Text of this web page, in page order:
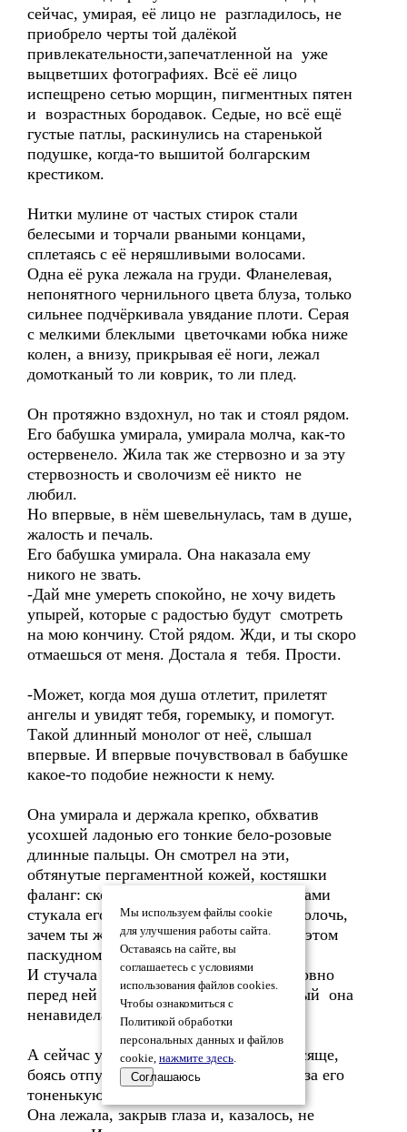
сейчас, умирая, её лицо не разгладилось, не
приобрело черты той далёкой
привлекательности,запечатленной на уже
выцветших фотографиях. Всё её лицо
испещрено сетью морщин, пигментных пятен
и возрастных бородавок. Седые, но всё ещё
густые патлы, раскинулись на старенькой
подушке, когда-то вышитой болгарским
крестиком.
Нитки мулине от частых стирок стали
белесыми и торчали рваными концами,
сплетаясь с её неряшливыми волосами.
Одна её рука лежала на груди. Фланелевая,
непонятного чернильного цвета блуза, только
сильнее подчёркивала увядание плоти. Серая
с мелкими блеклыми цветочками юбка ниже
колен, а внизу, прикрывая её ноги, лежал
домотканый то ли коврик, то ли плед.
Он протяжно вздохнул, но так и стоял рядом.
Его бабушка умирала, умирала молча, как-то
остервенело. Жила так же стервозно и за эту
стервозность и сволочизм её никто не
любил.
Но впервые, в нём шевельнулась, там в душе,
жалость и печаль.
Его бабушка умирала. Она наказала ему
никого не звать.
-Дай мне умереть спокойно, не хочу видеть
упырей, которые с радостью будут смотреть
на мою кончину. Стой рядом. Жди, и ты скоро
отмаешься от меня. Достала я тебя. Прости.
-Может, когда моя душа отлетит, прилетят
ангелы и увидят тебя, горемыку, и помогут.
Такой длинный монолог от неё, слышал
впервые. И впервые почувствовал в бабушке
какое-то подобие нежности к нему.
Она умирала и держала крепко, обхватив
усохшей ладонью его тонкие бело-розовые
длинные пальцы. Он смотрел на эти,
обтянутые пергаментной кожей, костяшки
фаланг: сколько раз она этими костяшками
стукала его в лоб, приговаривая: - бестолочь,
зачем ты живёшь, чего ты добьёшься в этом
паскудном мире?
И стучала больно и долго в его лоб, словно
перед ней была дверь в тот мир, который она
ненавидела.
А сейчас умирая, так крепко и так просяще,
боясь отпустить его одного, держалась за его
тоненькую ладошку.
Она лежала, закрыв глаза и, казалось, не
Мы используем файлы cookie
для улучшения работы сайта.
Оставаясь на сайте, вы
соглашаетесь с условиями
использования файлов cookies.
Чтобы ознакомиться с
Политикой обработки
персональных данных и файлов
cookie, нажмите здесь.
Соглашаюсь